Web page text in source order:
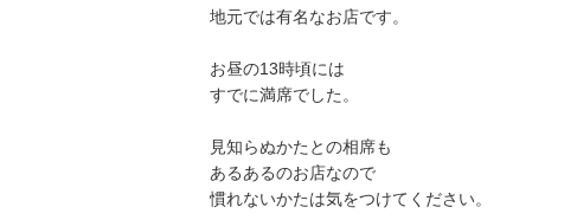
地元では有名なお店です。
お昼の13時頃には
すでに満席でした。
見知らぬかたとの相席も
あるあるのお店なので
慣れないかたは気をつけてください。